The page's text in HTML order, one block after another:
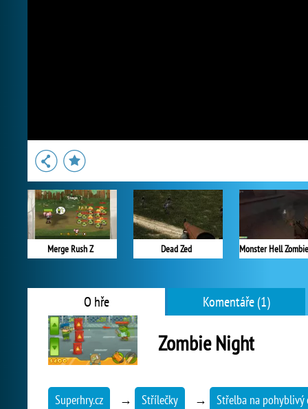
Merge Rush Z Dead Zed
O hře Komentáře (1)
Zombie Night
Superhry.cz → Střílečky → Střelba na pohyblivý